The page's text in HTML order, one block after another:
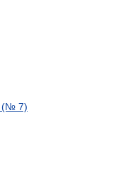
(№ 7)